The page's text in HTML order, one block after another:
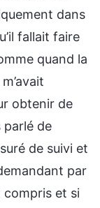
dans
fallait faire
quand la
obtenir de
parlé de
de suivi et
par
compris et si